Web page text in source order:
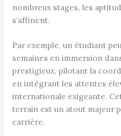
nombreux stages, les
s’affinent.
Par exemple, un étudiant
semaines en immersion
prestigieux, pilotant la
en intégrant les attentes
internationale exigeante.
terrain est un atout majeur
carrière.